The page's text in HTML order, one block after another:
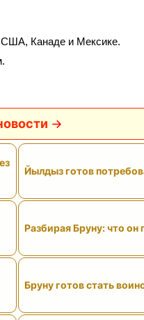
США, Канаде и Мексике.
Йылдыз готов
Разбирая Бруну: что он
Бруну готов стать